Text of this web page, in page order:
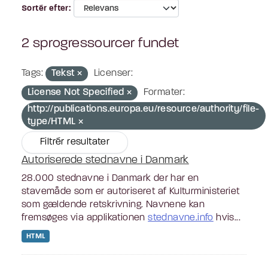
Sortér efter
2 sprogressourcer fundet
Tags: Tekst
Licenser:
License Not Specified
Formater:
http://publications.europa.eu/resource/authority/file-
type/HTML
Filtrér resultater
Autoriserede stednavne i Danmark
28.000 stednavne i Danmark der har en
stavemåde som er autoriseret af Kulturministeriet
som gældende retskrivning. Navnene kan
fremsøges via applikationenstednavne.info hvis...
HTML